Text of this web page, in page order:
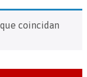
coincidan